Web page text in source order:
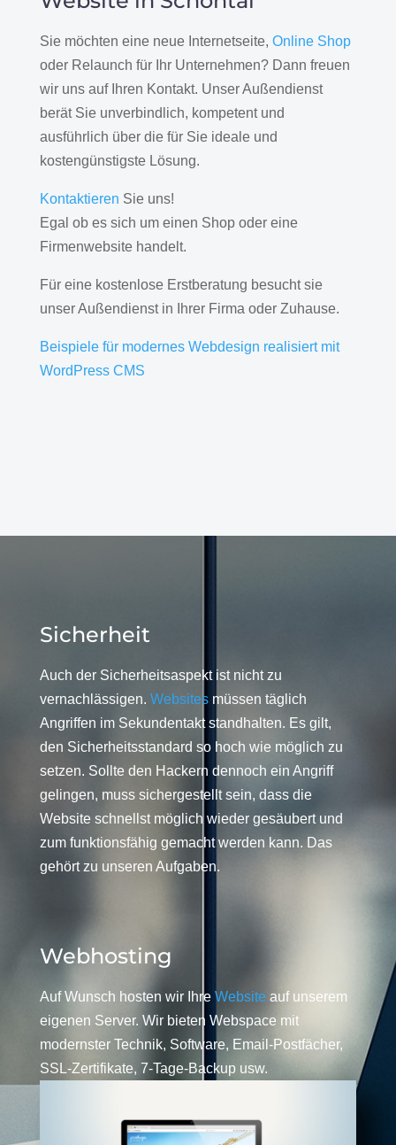
Sie möchten eine neue Internetseite, Online Shop
oder Relaunch für Ihr Unternehmen? Dann freuen
wir uns auf Ihren Kontakt. Unser Außendienst
berät Sie unverbindlich, kompetent und
ausführlich über die für Sie ideale und
kostengünstigste Lösung.
Kontaktieren Sie uns!
Egal ob es sich um einen Shop oder eine
Firmenwebsite handelt.
Für eine kostenlose Erstberatung besucht sie
unser Außendienst in Ihrer Firma oder Zuhause.
Beispiele für modernes Webdesign realisiert mit
WordPress CMS
Sicherheit
Auch der Sicherheitsaspekt ist nicht zu
vernachlässigen. Websitesmüssen täglich
Angriffen im Sekundentakt standhalten. Es gilt,
den Sicherheitsstandard so hoch wie möglich zu
setzen. Sollte den Hackern dennoch ein Angriff
gelingen, muss sichergestellt sein, dass die
Website schnellst möglich wieder gesäubert und
zum funktionsfähig gemacht werden kann. Das
gehört zu unseren Aufgaben.
Webhosting
Auf Wunsch hosten wir Ihre Website auf unserem
eigenen Server. Wir bieten Webspace mit
modernster Technik, Software, Email-Postfächer,
SSL-Zertifikate, 7-Tage-Backup usw.